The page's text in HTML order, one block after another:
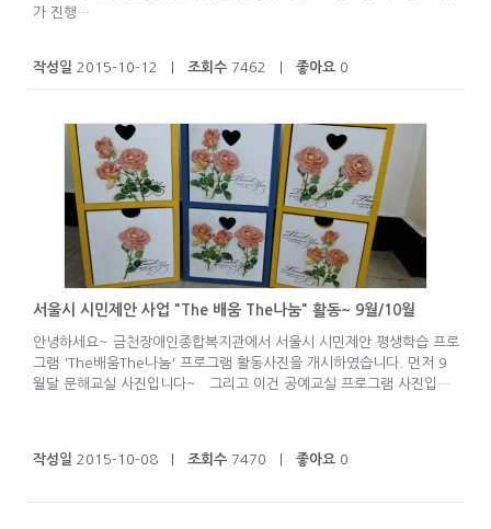
가 진행…
작성일 2015-10-12 | 조회수7462 | 좋아요0
서울시 시민제안 사업 "The 배움 The나눔" 활동~ 9월/10월
안녕하세요~ 금천장애인종합복지관에서 서울시 시민제안 평생학습 프로
그램 'The배움The나눔' 프로그램 활동사진을 개시하였습니다. 먼저 9
월달 문해교실 사진입니다~ 그리고 이건 공예교실 프로그램 사진입…
작성일 2015-10-08 | 조회수7470 | 좋아요0